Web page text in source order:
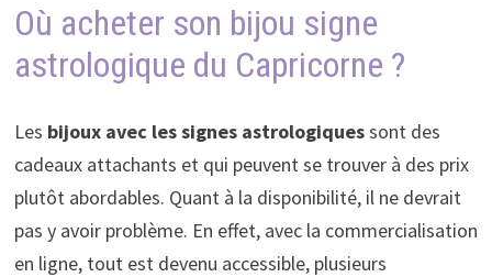
Où acheter son bijou signe
astrologique du Capricorne ?
Les bijoux avec les signes astrologiquessont des
cadeaux attachants et qui peuvent se trouver à des prix
plutôt abordables. Quant à la disponibilité, il ne devrait
pas y avoir problème. En effet, avec la commercialisation
en ligne, tout est devenu accessible, plusieurs